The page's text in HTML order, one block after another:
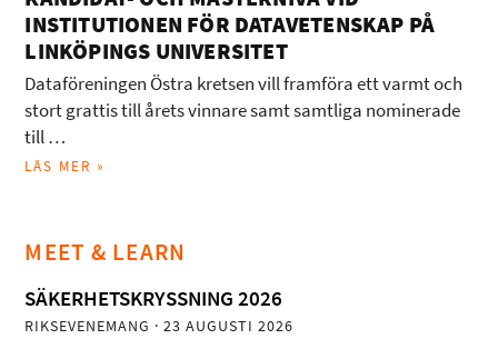
INSTITUTIONEN FÖR DATAVETENSKAP PÅ
LINKÖPINGS UNIVERSITET
Dataföreningen Östra kretsen vill framföra ett varmt och
stort grattis till årets vinnare samt samtliga nominerade
till …
LÄS MER »
MEET & LEARN
SÄKERHETSKRYSSNING 2026
RIKSEVENEMANG · 23 AUGUSTI 2026